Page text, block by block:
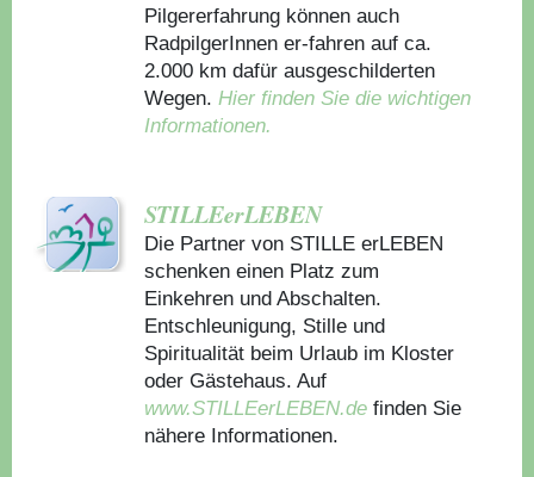
Pilgererfahrung können auch
RadpilgerInnen er-fahren auf ca.
2.000 km dafür ausgeschilderten
Wegen.Hier finden Sie die wichtigen
Informationen.
STILLEerLEBEN
Die Partner von STILLE erLEBEN
schenken einen Platz zum
Einkehren und Abschalten.
Entschleunigung, Stille und
Spiritualität beim Urlaub im Kloster
oder Gästehaus. Auf
www.STILLEerLEBEN.de finden Sie
nähere Informationen.